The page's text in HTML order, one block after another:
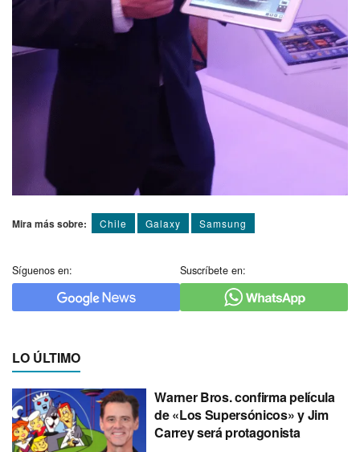
Mira más sobre: Chile Galaxy Samsung
Síguenos en: Suscríbete en:
LO ÚLTIMO
Warner Bros. confirma película
de «Los Supersónicos» y Jim
Carrey será protagonista